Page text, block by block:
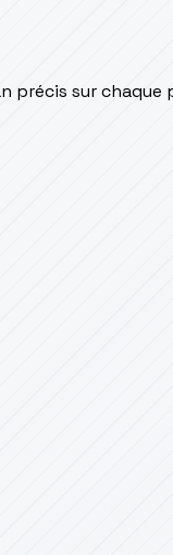
précis sur